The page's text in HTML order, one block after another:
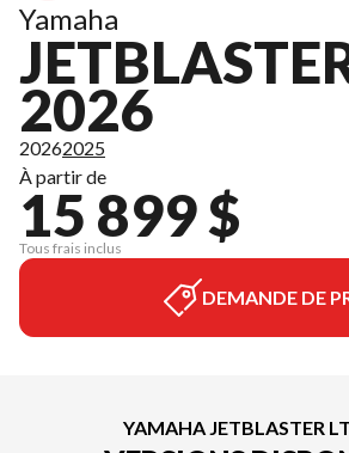
Yamaha
2026
20262025
À partir de
15 899 $
Tous frais inclus
DEMANDE DE
YAMAHA JETBLASTER